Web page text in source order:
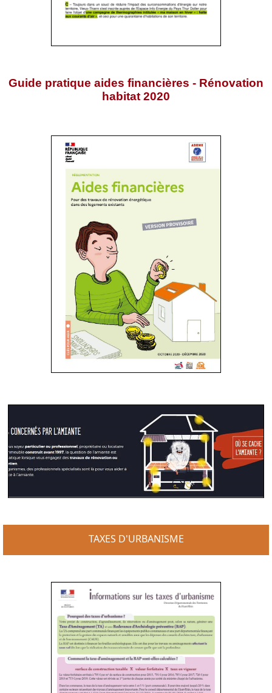
Guide pratique aides financières - Rénovation
habitat 2020
TAXES D'URBANISME